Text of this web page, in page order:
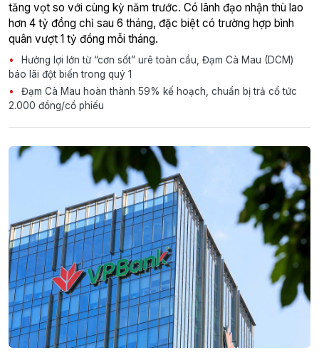
tăng vọt so với cùng kỳ năm trước. Có lãnh đạo nhận thù lao
hơn 4 tỷ đồng chỉ sau 6 tháng, đặc biệt có trường hợp bình
quân vượt 1 tỷ đồng mỗi tháng.
Hưởng lợi lớn từ “cơn sốt” urê toàn cầu, Đạm Cà Mau (DCM)
báo lãi đột biến trong quý 1
Đạm Cà Mau hoàn thành 59% kế hoạch, chuẩn bị trả cổ tức
2.000 đồng/cổ phiếu